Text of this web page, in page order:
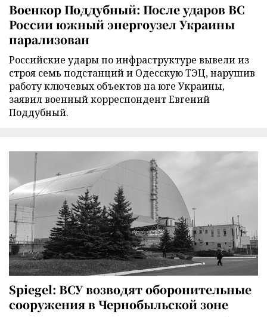
Военкор Поддубный: После ударов ВС
России южный энергоузел Украины
парализован
Российские удары по инфраструктуре вывели из
строя семь подстанций и Одесскую ТЭЦ, нарушив
работу ключевых объектов на юге Украины,
заявил военный корреспондент Евгений
Поддубный.
Spiegel: ВСУ возводят оборонительные
сооружения в Чернобыльской зоне